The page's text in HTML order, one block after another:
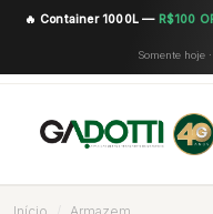
🔥 Container 1000L — R$100
Somente hoje